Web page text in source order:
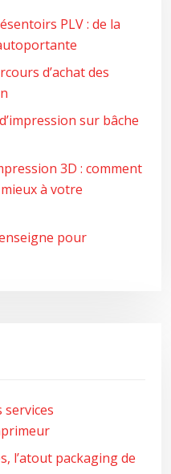
PLV : de la
d’achat des
sur bâche
3D : comment
à votre
pour
services
l’atout packaging de